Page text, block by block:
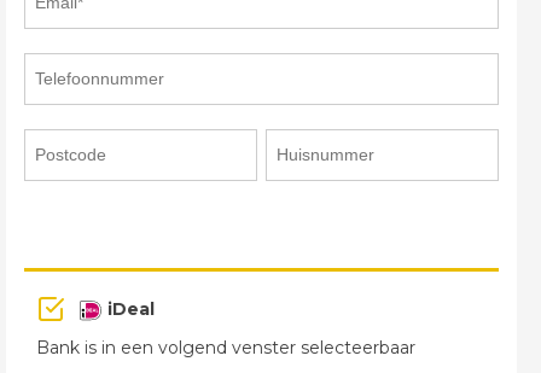
iDeal
Bank is in een volgend venster selecteerbaar